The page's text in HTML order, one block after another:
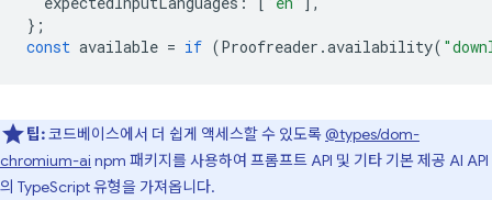
};
const available = if (Proofreader .availability(
팁:코드베이스에서 더 쉽게 액세스할 수 있도록 @types/dom-
chromium-ai npm 패키지를 사용하여 프롬프트 API 및 기타 기본 제공 AI API
의 TypeScript 유형을 가져옵니다.